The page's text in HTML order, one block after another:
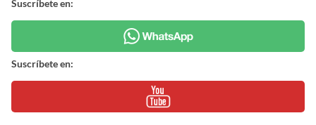
Suscríbete en:
Suscríbete en: